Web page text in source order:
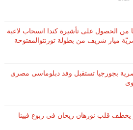
من الحصول على تأشيرة كندا انسحاب لاعبة
​ميار شريف​ من بطولة ​تورنتو​المفتوحة
بجورجيا تستقبل وفد دبلوماسى مصرى
قلب نورهان ريحان فى ربوع فيينا